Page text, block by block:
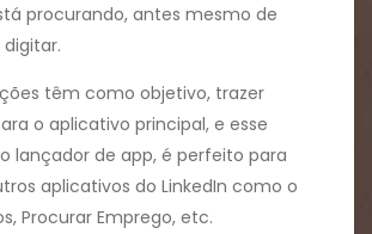
procurando, antes mesmo de
têm como objetivo, trazer
o aplicativo principal, e esse
lançador de app, é perfeito para
aplicativos do LinkedIn como o
Procurar Emprego, etc.